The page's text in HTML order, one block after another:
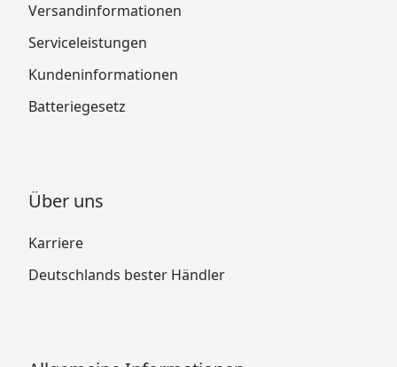
Versandinformationen
Serviceleistungen
Kundeninformationen
Batteriegesetz
Über uns
Karriere
Deutschlands bester Händler